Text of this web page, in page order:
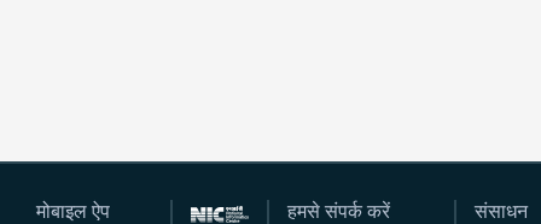
मोबाइल ऐप हमसे संपर्क करें संसाधन